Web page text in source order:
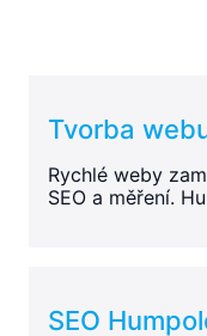
Tvorba
Rychlé weby
SEO a měření.
SEO